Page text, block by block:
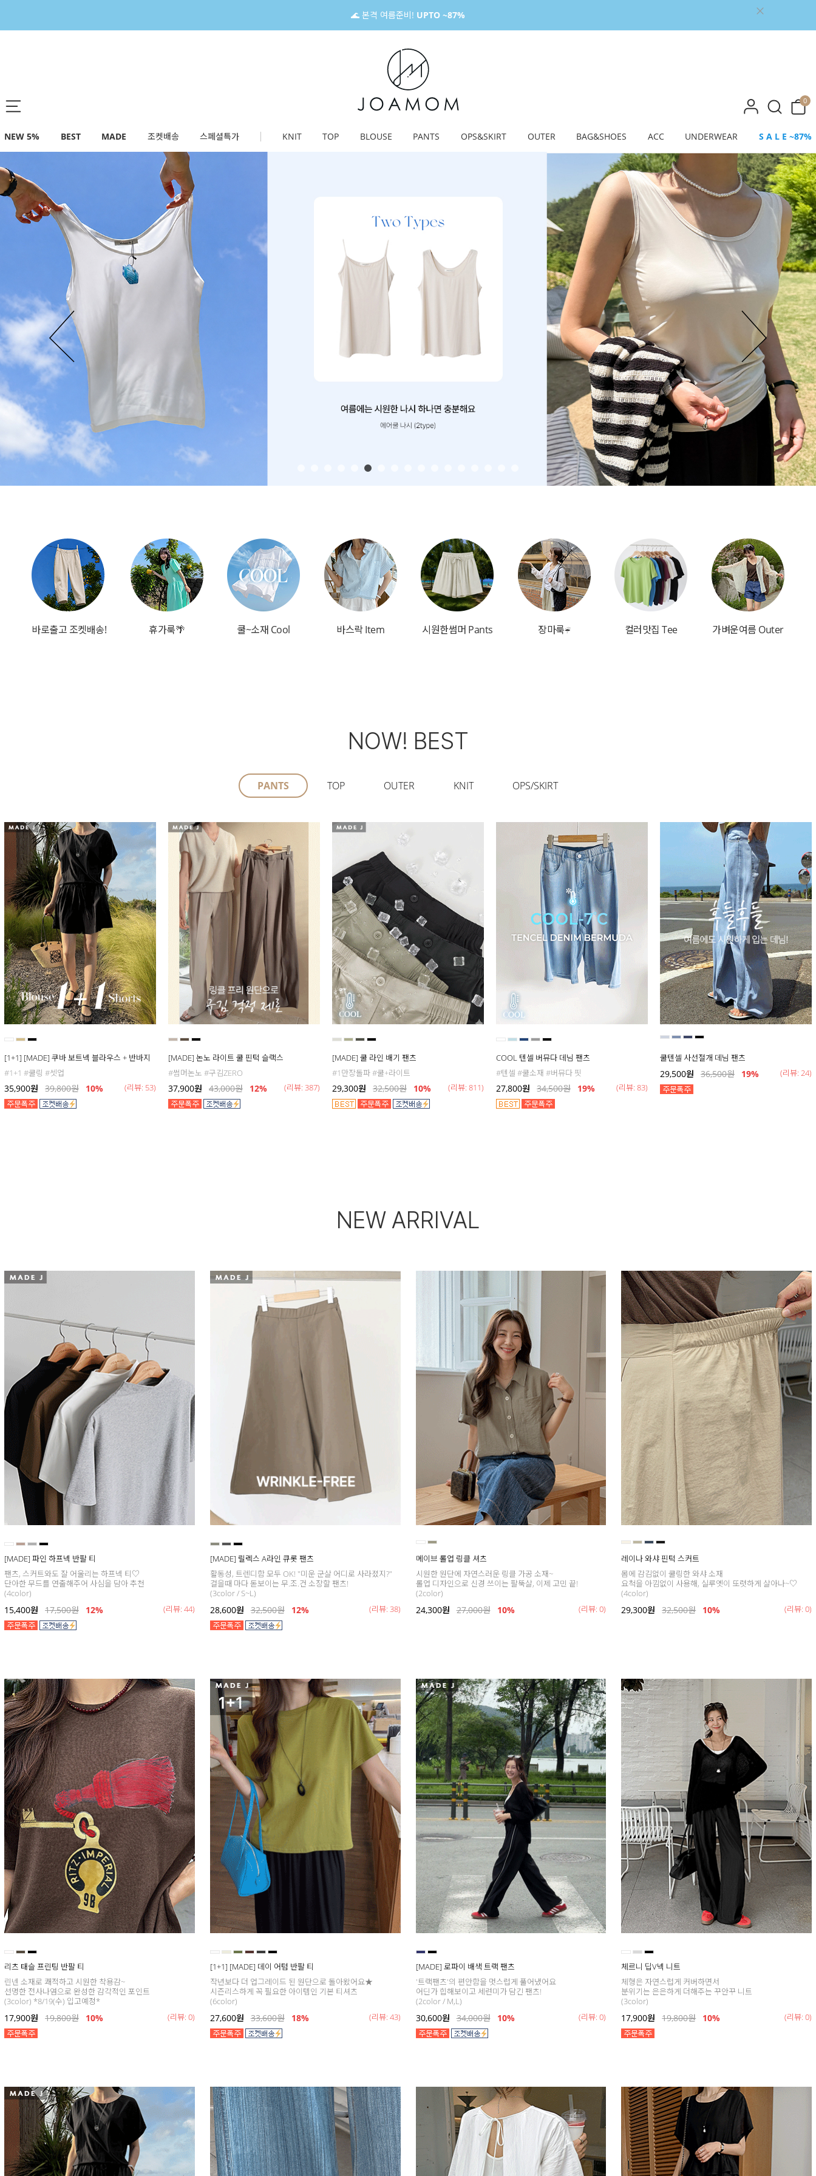
🌊 본격 여름준비! UPTO ~87%
0
NEW 5% BEST MADE 조켓배송 스페셜특가 KNIT TOP BLOUSE PANTS OPS&SKIRT OUTER BAG&SHOES ACC UNDERWEAR S A L E ~87%
바로출고 조켓배송! 휴가룩🌴 쿨~소재 Cool 바스락 Item 시원한썸머 Pants 장마룩☔ 컬러맛집 Tee 가벼운여름 Outer
NOW! BEST
PANTS TOP OUTER KNIT OPS/SKIRT
[1+1] [MADE] 쿠바 보트넥 블라우스 + 반바지
#1+1 #쿨링 #셋업
35,900원 39,800원 10% (리뷰: 53)
[MADE] 논노 라이트 쿨 핀턱 슬랙스
#썸머논노 #구김ZERO
37,900원 43,000원 12% (리뷰: 387)
[MADE] 쿨 라인 배기 팬츠
#1만장돌파 #쿨+라이트
29,300원 32,500원 10% (리뷰: 811)
COOL 텐셀 버뮤다 데님 팬츠
#텐셀 #쿨소재 #버뮤다 핏
27,800원 34,500원 19% (리뷰: 83)
쿨텐셀 사선절개 데님 팬츠
29,500원 36,500원 19% (리뷰: 24)
NEW ARRIVAL
[MADE] 파인 하프넥 반팔 티
팬츠, 스커트와도 잘 어울리는 하프넥 티♡
단아한 무드를 연출해주어 사심을 담아 추천
(4color)
15,400원 17,500원 12% (리뷰: 44)
[MADE] 릴렉스 A라인 큐롯 팬츠
활동성, 트렌디함 모두 OK! "미운 군살 어디로 사라졌지?"
걸을때 마다 돋보이는 무.조.건 소장할 팬츠!
(3color / S~L)
28,600원 32,500원 12% (리뷰: 38)
메이브 롤업 링클 셔츠
시원한 원단에 자연스러운 링클 가공 소재~
롤업 디자인으로 신경 쓰이는 팔뚝살, 이제 고민 끝!
(2color)
24,300원 27,000원 10% (리뷰: 0)
레이나 와샤 핀턱 스커트
몸에 감김없이 쿨링한 와샤 소재
요척을 아낌없이 사용해, 실루엣이 또렷하게 살아나~♡
(4color)
29,300원 32,500원 10% (리뷰: 0)
리츠 태슬 프린팅 반팔 티
린넨 소재로 쾌적하고 시원한 착용감~
선명한 전사나염으로 완성한 감각적인 포인트
(3color) *8/19(수) 입고예정*
17,900원 19,800원 10% (리뷰: 0)
[1+1] [MADE] 데이 어텀 반팔 티
작년보다 더 업그레이드 된 원단으로 돌아왔어요★
시즌리스하게 꼭 필요한 아이템인 기본 티셔츠
(6color)
27,600원 33,600원 18% (리뷰: 43)
[MADE] 로파이 배색 트랙 팬츠
'트랙팬츠'의 편안함을 멋스럽게 풀어냈어요
어딘가 힙해보이고 세련미가 담긴 팬츠!
(2color / M,L)
30,600원 34,000원 10% (리뷰: 0)
체르니 딥V넥 니트
체형은 자연스럽게 커버하면서
분위기는 은은하게 더해주는 꾸안꾸 니트
(3color)
17,900원 19,800원 10% (리뷰: 0)